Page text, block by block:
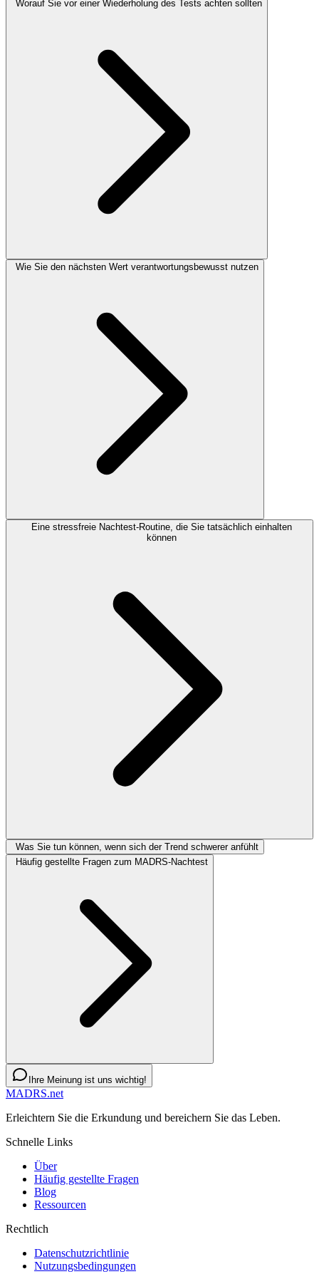
Worauf Sie vor einer Wiederholung des Tests achten sollten
Wie Sie den nächsten Wert verantwortungsbewusst nutzen
Eine stressfreie Nachtest-Routine, die Sie tatsächlich einhalten
können
Was Sie tun können, wenn sich der Trend schwerer anfühlt
Häufig gestellte Fragen zum MADRS-Nachtest
Ihre Meinung ist uns wichtig!
MADRS.net
Erleichtern Sie die Erkundung und bereichern Sie das Leben.
Schnelle Links
Über
Häufig gestellte Fragen
Blog
Ressourcen
Rechtlich
Datenschutzrichtlinie
Nutzungsbedingungen